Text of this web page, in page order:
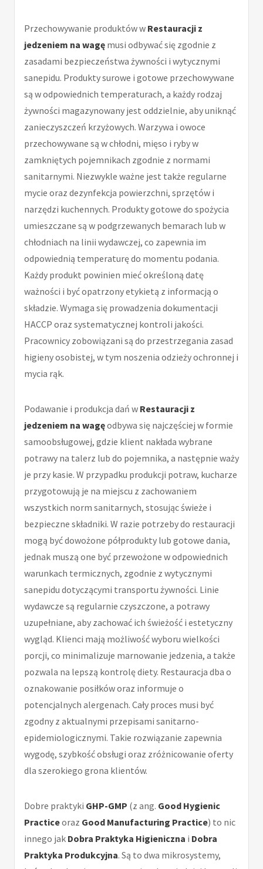
Przechowywanie produktów w Restauracji z
jedzeniem na wagę musi odbywać się zgodnie z
zasadami bezpieczeństwa żywności i wytycznymi
sanepidu. Produkty surowe i gotowe przechowywane
są w odpowiednich temperaturach, a każdy rodzaj
żywności magazynowany jest oddzielnie, aby uniknąć
zanieczyszczeń krzyżowych. Warzywa i owoce
przechowywane są w chłodni, mięso i ryby w
zamkniętych pojemnikach zgodnie z normami
sanitarnymi. Niezwykle ważne jest także regularne
mycie oraz dezynfekcja powierzchni, sprzętów i
narzędzi kuchennych. Produkty gotowe do spożycia
umieszczane są w podgrzewanych bemarach lub w
chłodniach na linii wydawczej, co zapewnia im
odpowiednią temperaturę do momentu podania.
Każdy produkt powinien mieć określoną datę
ważności i być opatrzony etykietą z informacją o
składzie. Wymaga się prowadzenia dokumentacji
HACCP oraz systematycznej kontroli jakości.
Pracownicy zobowiązani są do przestrzegania zasad
higieny osobistej, w tym noszenia odzieży ochronnej i
mycia rąk.
Podawanie i produkcja dań w Restauracji z
jedzeniem na wagęodbywa się najczęściej w formie
samoobsługowej, gdzie klient nakłada wybrane
potrawy na talerz lub do pojemnika, a następnie waży
je przy kasie. W przypadku produkcji potraw, kucharze
przygotowują je na miejscu z zachowaniem
wszystkich norm sanitarnych, stosując świeże i
bezpieczne składniki. W razie potrzeby do restauracji
mogą być dowożone półprodukty lub gotowe dania,
jednak muszą one być przewożone w odpowiednich
warunkach termicznych, zgodnie z wytycznymi
sanepidu dotyczącymi transportu żywności. Linie
wydawcze są regularnie czyszczone, a potrawy
uzupełniane, aby zachować ich świeżość i estetyczny
wygląd. Klienci mają możliwość wyboru wielkości
porcji, co minimalizuje marnowanie jedzenia, a także
pozwala na lepszą kontrolę diety. Restauracja dba o
oznakowanie posiłków oraz informuje o
potencjalnych alergenach. Cały proces musi być
zgodny z aktualnymi przepisami sanitarno-
epidemiologicznymi. Takie rozwiązanie zapewnia
wygodę, szybkość obsługi oraz zróżnicowanie oferty
dla szerokiego grona klientów.
Dobre praktyki GHP-GMP (z ang. Good Hygienic
Practiceoraz Good Manufacturing Practice) to nic
innego jak Dobra Praktyka Higieniczna i Dobra
Praktyka Produkcyjna. Są to dwa mikrosystemy,